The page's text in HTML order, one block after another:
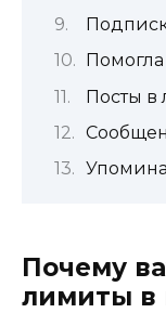
Помогла
Посты в
Почему
лимиты в